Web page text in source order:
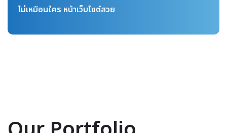
ไม่เหมือนใคร หน้าเว็บไซต์สวย